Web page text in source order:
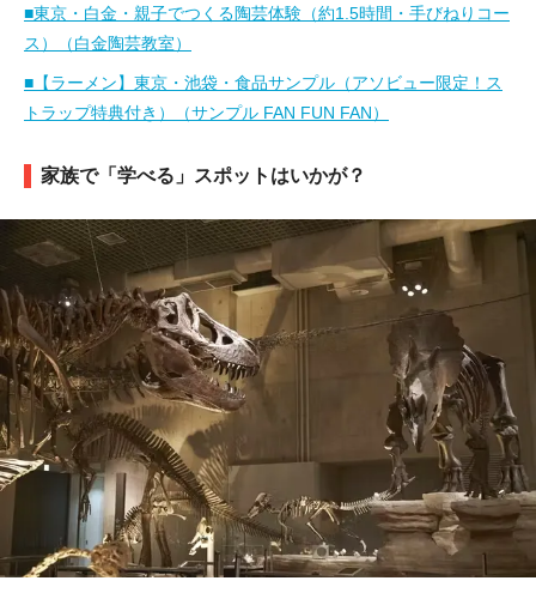
■東京・白金・親子でつくる陶芸体験（約1.5時間・手びねりコー
ス）（白金陶芸教室）
■【ラーメン】東京・池袋・食品サンプル（アソビュー限定！ス
トラップ特典付き）（サンプル FAN FUN FAN）
家族で「学べる」スポットはいかが？